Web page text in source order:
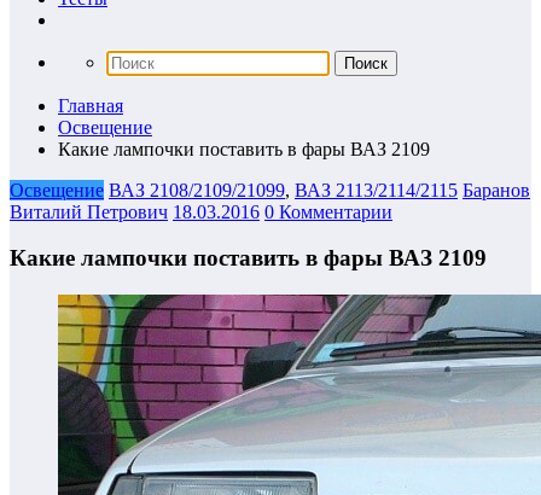
Главная
Освещение
Какие лампочки поставить в фары ВАЗ 2109
Освещение ВАЗ 2108/2109/21099, ВАЗ 2113/2114/2115 Баранов
Виталий Петрович 18.03.2016 0 Комментарии
Какие лампочки поставить в фары ВАЗ 2109